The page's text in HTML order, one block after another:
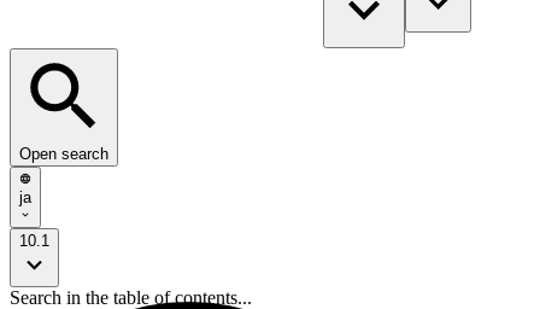
Open search
ja
10.1
Search in the table of contents...